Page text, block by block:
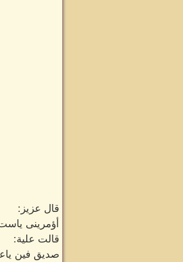
قال عزيز:
أؤمرينى
قالت علية:
صديق فين